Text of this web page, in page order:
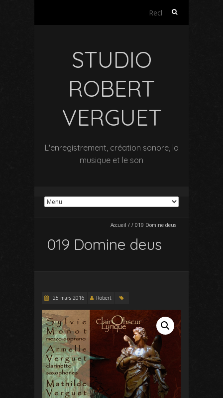
Rechercher :
STUDIO
ROBERT
VERGUET
L'enregistrement, création sonore, la
musique et le son
Accueil / / 019 Domine deus
019 Domine deus
25 mars 2016 Robert